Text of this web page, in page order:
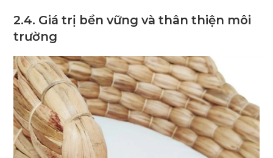
2.4. Giá trị bền vững và thân thiện môi
trường